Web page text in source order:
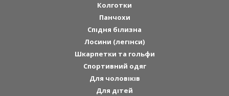
Колготки
Панчохи
Спідня білизна
Лосини (легінси)
Шкарпетки та гольфи
Спортивний одяг
Для чоловіків
Для дітей